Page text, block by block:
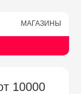
10000